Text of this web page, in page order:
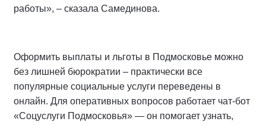
работы», – сказала Самединова.
Оформить выплаты и льготы в Подмосковье можно
без лишней бюрократии – практически все
популярные социальные услуги переведены в
онлайн. Для оперативных вопросов работает чат-бот
«Соцуслуги Подмосковья» — он помогает узнать,